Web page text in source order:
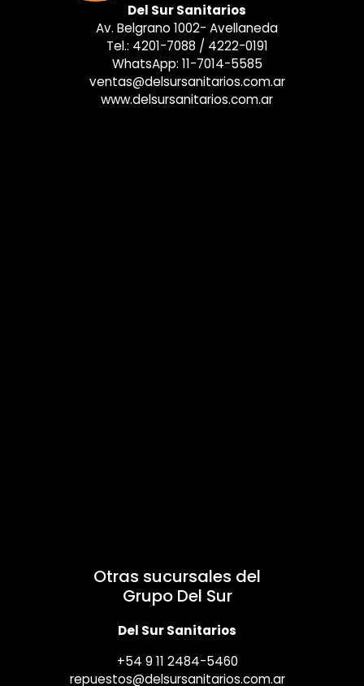
Del Sur Sanitarios
Av. Belgrano 1002- Avellaneda
Tel.: 4201-7088 / 4222-0191
WhatsApp: 11-7014-5585
ventas@delsursanitarios.com.ar
www.delsursanitarios.com.ar
Otras sucursales del
Grupo Del Sur
Del Sur Sanitarios
+54 9 11 2484-5460
repuestos@delsursanitarios.com.ar